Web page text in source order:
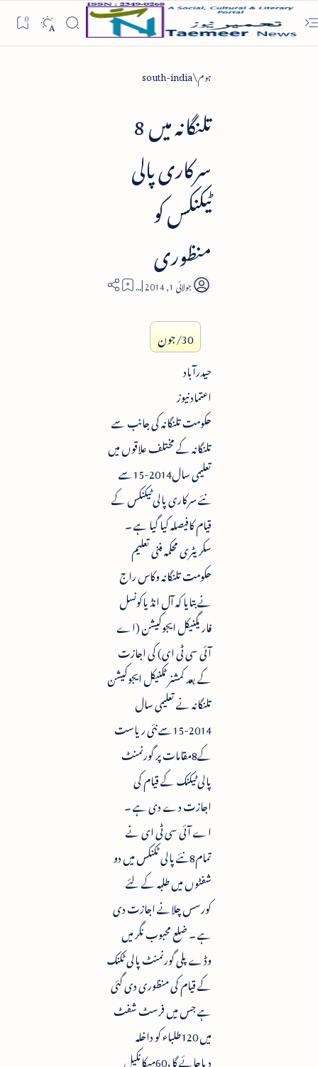
ہوم south-india
تلنگانہ میں 8
سرکاری پالی
ٹیکنکس کو
منظوری
2
30/جون
حیدرآباد
اعتماد نیوز
حکومت تلنگانہ کی جانب سے
تلنگانہ کے مختلف علاقوں میں
تعلیمی سال2014-15سے
نئے سرکاری پالی ٹیکنکس کے
قیام کافیصلہ کیا گیا ہے ۔
سکریٹری محکمہ فنی تعلیم
حکومت تلنگانہ وکاس راج
نے بتایا کہ آل انڈیاکونسل
فاریگنیکل ایجوکیشن (اے
آئی سی ٹی ای) کی اجازت
کے بعد کمشنر ٹکنیکل ایجوکیشن
تلنگانہ نے تعلیمی سال
2014-15سے نئی ریاست
کے8مقامات پر گورنمنٹ
پالی ٹیکنک کے قیام کی
اجازت دے دی ہے ۔
اے آئی سی ٹی ای نے
تمام8نئے پالی ٹکنکس میں دو
شفٹوں میں طلبہ کے لئے
کورسس چلانے اجازت دی
ہے ۔ ضلع محبوب نگر میں
وڈے پلی گورنمنٹ پالی ٹکنک
کے قیام کی منظوری دی گئی
ہے جس میں فرسٹ شفٹ
میں 120طلباء کو داخلہ
دیاجائے گا ،60میکانکیل